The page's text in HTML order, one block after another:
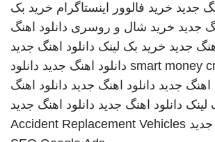
جدید خرید فالوور اینستاگرام خرید بک
جدید خرید شال و روسری دانلود اهنگ
جدید خرید بک لینک دانلود اهنگ جدید
smart money دانلود اهنگ جدید دانلود
اهنگ جدید دانلود اهنگ جدید دانلود اهنگ
لینک دانلود اهنگ جدید دانلود اهنگ جدید
جدید Accident Replacement Vehicles